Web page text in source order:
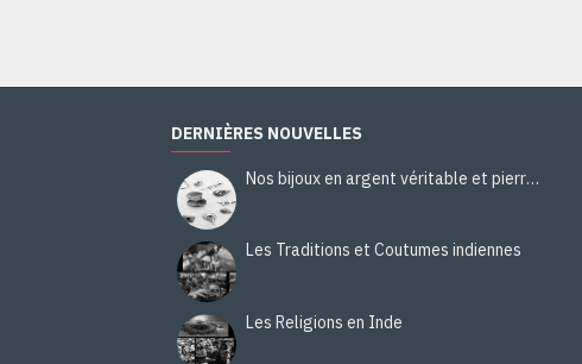
DERNIÈRES NOUVELLES
Nos bijoux en argent véritable et pierres naturelles
Les Traditions et Coutumes indiennes
Les Religions en Inde